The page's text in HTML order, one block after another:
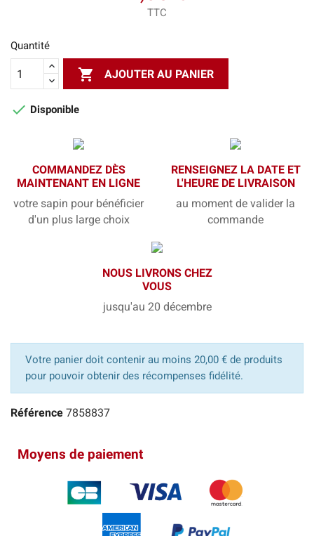
TTC
Quantité
 AJOUTER AU PANIER
 Disponible
COMMANDEZ DÈS
MAINTENANT EN LIGNE
votre sapin pour bénéficier
d'un plus large choix
RENSEIGNEZ LA DATE ET
L'HEURE DE LIVRAISON
au moment de valider la
commande
NOUS LIVRONS CHEZ
VOUS
jusqu'au 20 décembre
Votre panier doit contenir au moins 20,00 € de produits
pour pouvoir obtenir des récompenses fidélité.
Référence 7858837
Moyens de paiement